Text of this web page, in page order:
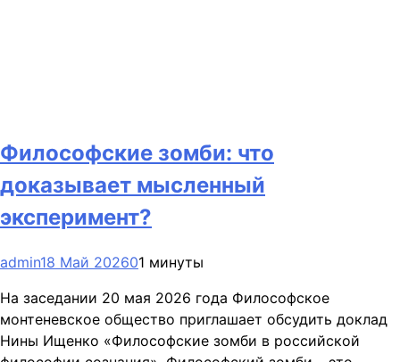
Философские зомби: что
доказывает мысленный
эксперимент?
admin18 Май 202601 минуты
На заседании 20 мая 2026 года Философское
монтеневское общество приглашает обсудить доклад
Нины Ищенко «Философские зомби в российской